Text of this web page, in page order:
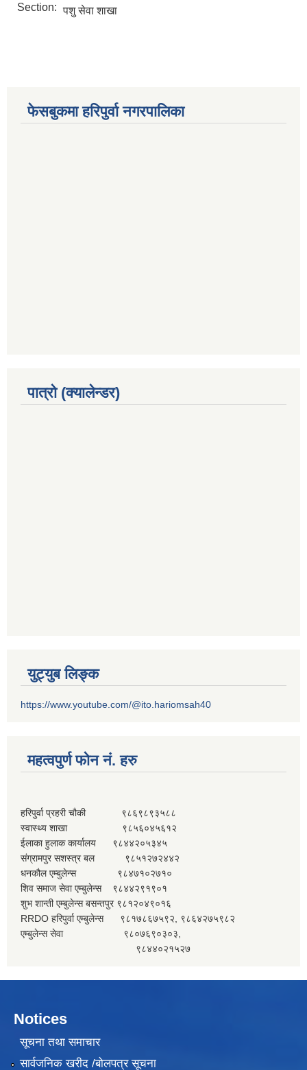
Section: पशु सेवा शाखा
फेसबुकमा हरिपुर्वा नगरपालिका
पात्रो (क्यालेन्डर)
युट्युब लिङ्क
https://www.youtube.com/@ito.hariomsah40
महत्वपुर्ण फोन नं. हरु
हरिपुर्वा प्रहरी चौकी ९८६९८९३५८८
स्वास्थ्य शाखा ९८५६०४५६१२
ईलाका हुलाक कार्यालय ९८४४२०५३४५
संग्रामपुर सशस्त्र बल ९८५१२७२४४२
धनकौल एम्बुलेन्स ९८४७१०२७१०
शिव समाज सेवा एम्बुलेन्स ९८४४२९१९०१
शुभ शान्ती एम्बुलेन्स बसन्तपुर ९८१२०४९०१६
RRDO हरिपुर्वा एम्बुलेन्स ९८१७८६७५९२, ९८६४२७५९८२
एम्बुलेन्स सेवा ९८०७६९०३०३,
९८४४०२१५२७
Notices
सूचना तथा समाचार
सार्वजनिक खरीद /बोलपत्र सूचना